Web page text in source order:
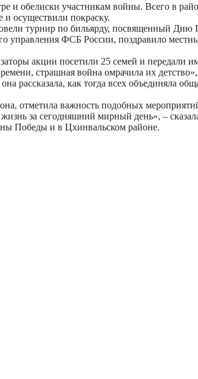
и обелиски участникам войны. Всего в
и осуществили покраску.
турнир по бильярду, посвященный Дню
управления ФСБ России, поздравило
акции посетили 25 семей и передали
страшная война омрачила их детство»,
рассказала, как тогда всех объединяла
отметила важность подобных
за сегодняшний мирный день», –
Победы и в Цхинвальском районе.